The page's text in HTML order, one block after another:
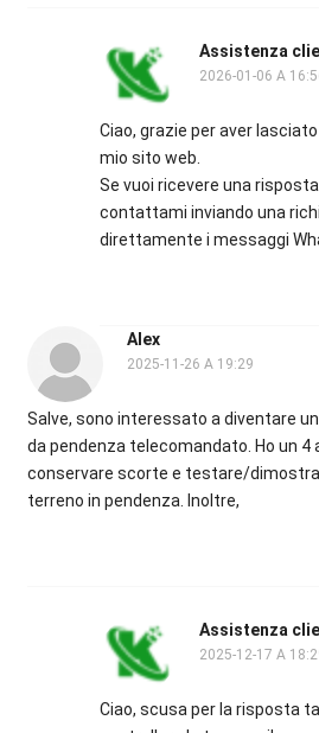
Assistenza
2026-01-06 A
Ciao, grazie per aver
mio sito web.
Se vuoi ricevere una
contattami inviando una
direttamente i messaggi
Alex
2025-11-26 A 19:29
Salve, sono interessato a diventare
da pendenza telecomandato. Ho un 4
conservare scorte e testare/
terreno in pendenza. Inoltre,
Assistenza
2025-12-17 A
Ciao, scusa per la risposta